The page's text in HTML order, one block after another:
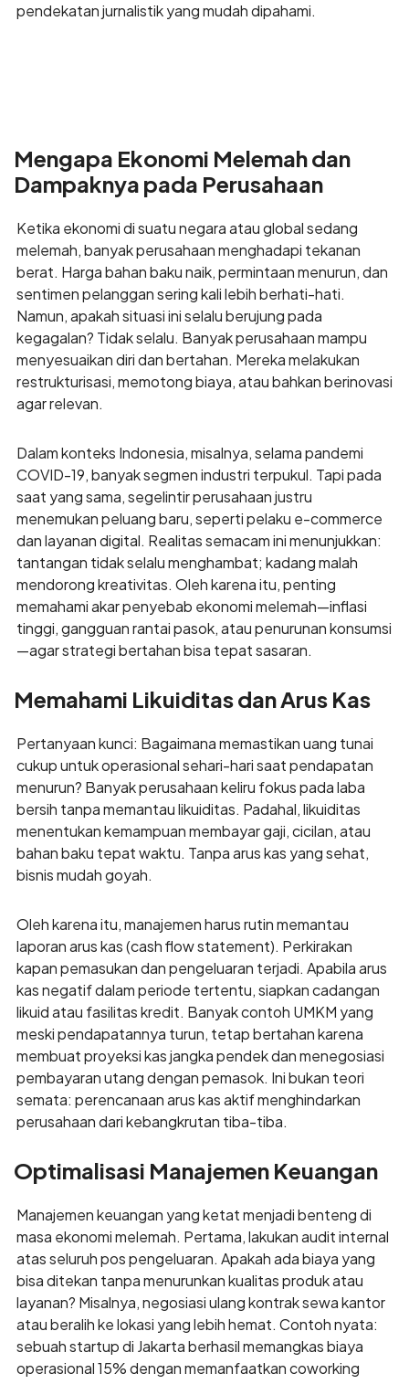
pendekatan jurnalistik yang mudah dipahami.
Mengapa Ekonomi Melemah dan
Dampaknya pada Perusahaan
Ketika ekonomi di suatu negara atau global sedang
melemah, banyak perusahaan menghadapi tekanan
berat. Harga bahan baku naik, permintaan menurun, dan
sentimen pelanggan sering kali lebih berhati-hati.
Namun, apakah situasi ini selalu berujung pada
kegagalan? Tidak selalu. Banyak perusahaan mampu
menyesuaikan diri dan bertahan. Mereka melakukan
restrukturisasi, memotong biaya, atau bahkan berinovasi
agar relevan.
Dalam konteks Indonesia, misalnya, selama pandemi
COVID-19, banyak segmen industri terpukul. Tapi pada
saat yang sama, segelintir perusahaan justru
menemukan peluang baru, seperti pelaku e-commerce
dan layanan digital. Realitas semacam ini menunjukkan:
tantangan tidak selalu menghambat; kadang malah
mendorong kreativitas. Oleh karena itu, penting
memahami akar penyebab ekonomi melemah—inflasi
tinggi, gangguan rantai pasok, atau penurunan konsumsi
—agar strategi bertahan bisa tepat sasaran.
Memahami Likuiditas dan Arus Kas
Pertanyaan kunci: Bagaimana memastikan uang tunai
cukup untuk operasional sehari-hari saat pendapatan
menurun? Banyak perusahaan keliru fokus pada laba
bersih tanpa memantau likuiditas. Padahal, likuiditas
menentukan kemampuan membayar gaji, cicilan, atau
bahan baku tepat waktu. Tanpa arus kas yang sehat,
bisnis mudah goyah.
Oleh karena itu, manajemen harus rutin memantau
laporan arus kas (cash flow statement). Perkirakan
kapan pemasukan dan pengeluaran terjadi. Apabila arus
kas negatif dalam periode tertentu, siapkan cadangan
likuid atau fasilitas kredit. Banyak contoh UMKM yang
meski pendapatannya turun, tetap bertahan karena
membuat proyeksi kas jangka pendek dan menegosiasi
pembayaran utang dengan pemasok. Ini bukan teori
semata: perencanaan arus kas aktif menghindarkan
perusahaan dari kebangkrutan tiba-tiba.
Optimalisasi Manajemen Keuangan
Manajemen keuangan yang ketat menjadi benteng di
masa ekonomi melemah. Pertama, lakukan audit internal
atas seluruh pos pengeluaran. Apakah ada biaya yang
bisa ditekan tanpa menurunkan kualitas produk atau
layanan? Misalnya, negosiasi ulang kontrak sewa kantor
atau beralih ke lokasi yang lebih hemat. Contoh nyata:
sebuah startup di Jakarta berhasil memangkas biaya
operasional 15% dengan memanfaatkan coworking